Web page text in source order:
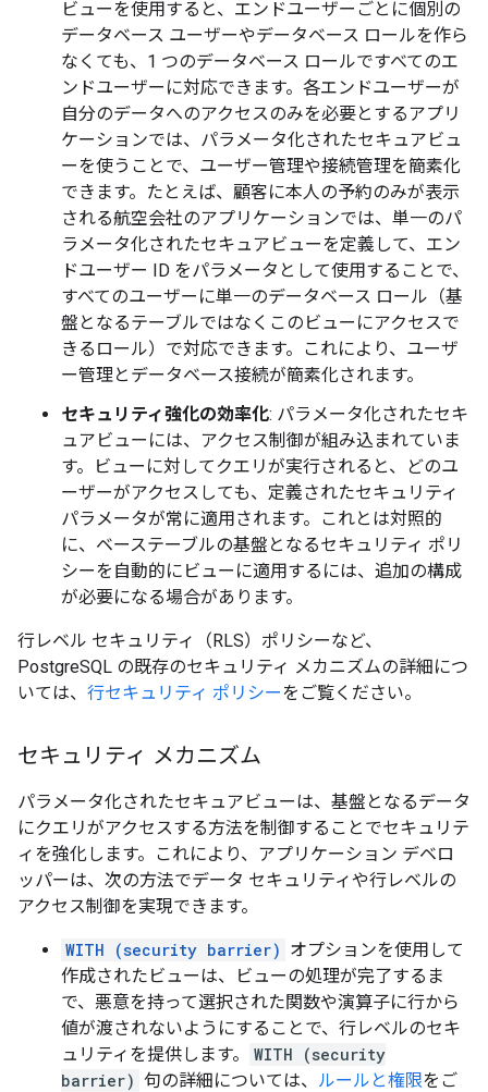
ビューを使用すると、エンドユーザーごとに個別の
データベース ユーザーやデータベース ロールを作ら
なくても、1 つのデータベース ロールですべてのエ
ンドユーザーに対応できます。各エンドユーザーが
自分のデータへのアクセスのみを必要とするアプリ
ケーションでは、パラメータ化されたセキュアビュ
ーを使うことで、ユーザー管理や接続管理を簡素化
できます。たとえば、顧客に本人の予約のみが表示
される航空会社のアプリケーションでは、単一のパ
ラメータ化されたセキュアビューを定義して、エン
ドユーザー ID をパラメータとして使用することで、
すべてのユーザーに単一のデータベース ロール（基
盤となるテーブルではなくこのビューにアクセスで
きるロール）で対応できます。これにより、ユーザ
ー管理とデータベース接続が簡素化されます。
セキュリティ強化の効率化: パラメータ化されたセキ
ュアビューには、アクセス制御が組み込まれていま
す。ビューに対してクエリが実行されると、どのユ
ーザーがアクセスしても、定義されたセキュリティ
パラメータが常に適用されます。これとは対照的
に、ベーステーブルの基盤となるセキュリティ ポリ
シーを自動的にビューに適用するには、追加の構成
が必要になる場合があります。
行レベル セキュリティ（RLS）ポリシーなど、
PostgreSQL の既存のセキュリティ メカニズムの詳細につ
いては、 行セキュリティ ポリシーをご覧ください。
セキュリティ メカニズム
パラメータ化されたセキュアビューは、基盤となるデータ
にクエリがアクセスする方法を制御することでセキュリテ
ィを強化します。これにより、アプリケーション デベロ
ッパーは、次の方法でデータ セキュリティや行レベルの
アクセス制御を実現できます。
WITH (security barrier) オプションを使用して
作成されたビューは、ビューの処理が完了するま
で、悪意を持って選択された関数や演算子に行から
値が渡されないようにすることで、行レベルのセキ
ュリティを提供します。
WITH (security
barrier) 句の詳細については、 ルールと権限をご